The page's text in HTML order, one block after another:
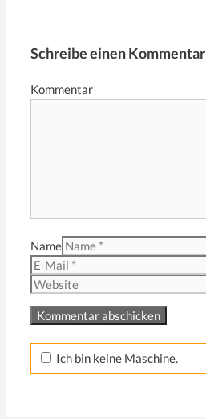
Schreibe einen Kommentar
Kommentar
Name
Ich bin keine Maschine.